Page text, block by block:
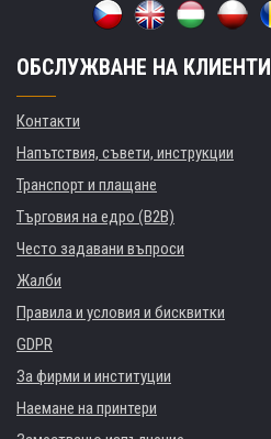
ОБСЛУЖВАНЕ НА КЛИЕНТИ
Контакти
Напътствия, съвети, инструкции
Транспорт и плащане
Търговия на едро (B2B)
Често задавани въпроси
Жалби
Правила и условия и бисквитки
GDPR
За фирми и институции
Наемане на принтери